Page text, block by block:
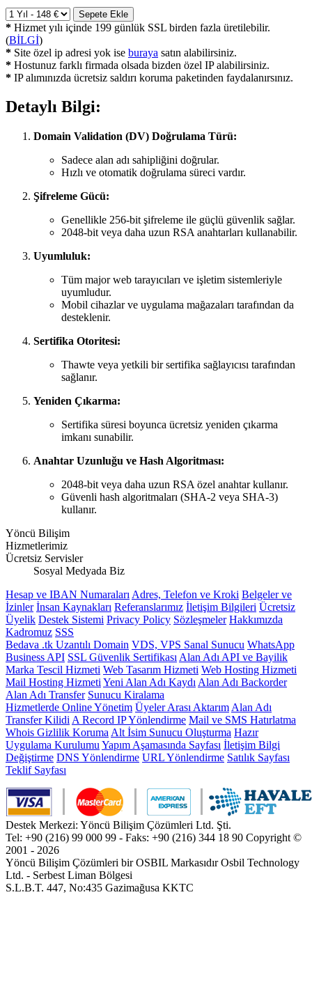
Sepete Ekle
* Hizmet yılı içinde 199 günlük SSL birden fazla üretilebilir.
(BİLGİ)
* Site özel ip adresi yok ise buraya satın alabilirsiniz.
* Hostunuz farklı firmada olsada bizden özel IP alabilirsiniz.
* IP alımınızda ücretsiz saldırı koruma paketinden faydalanırsınız.
Detaylı Bilgi:
Domain Validation (DV) Doğrulama Türü:
Sadece alan adı sahipliğini doğrular.
Hızlı ve otomatik doğrulama süreci vardır.
Şifreleme Gücü:
Genellikle 256-bit şifreleme ile güçlü güvenlik sağlar.
2048-bit veya daha uzun RSA anahtarları kullanabilir.
Uyumluluk:
Tüm major web tarayıcıları ve işletim sistemleriyle
uyumludur.
Mobil cihazlar ve uygulama mağazaları tarafından da
desteklenir.
Sertifika Otoritesi:
Thawte veya yetkili bir sertifika sağlayıcısı tarafından
sağlanır.
Yeniden Çıkarma:
Sertifika süresi boyunca ücretsiz yeniden çıkarma
imkanı sunabilir.
Anahtar Uzunluğu ve Hash Algoritması:
2048-bit veya daha uzun RSA özel anahtar kullanır.
Güvenli hash algoritmaları (SHA-2 veya SHA-3)
kullanır.
Yöncü Bilişim
Hizmetlerimiz
Ücretsiz Servisler
Sosyal Medyada Biz
Hesap ve IBAN Numaraları Adres, Telefon ve Kroki Belgeler ve
İzinler İnsan Kaynakları Referanslarımız İletişim Bilgileri Ücretsiz
Üyelik Destek Sistemi Privacy Policy Sözleşmeler Hakkımızda
Kadromuz SSS
Bedava .tk Uzantılı Domain VDS, VPS Sanal Sunucu WhatsApp
Business API SSL Güvenlik Sertifikası Alan Adı API ve Bayilik
Marka Tescil Hizmeti Web Tasarım Hizmeti Web Hosting Hizmeti
Mail Hosting Hizmeti Yeni Alan Adı Kaydı Alan Adı Backorder
Alan Adı Transfer Sunucu Kiralama
Hizmetlerde Online Yönetim Üyeler Arası Aktarım Alan Adı
Transfer Kilidi A Record IP Yönlendirme Mail ve SMS Hatırlatma
Whois Gizlilik Koruma Alt İsim Sunucu Oluşturma Hazır
Uygulama Kurulumu Yapım Aşamasında Sayfası İletişim Bilgi
Değiştirme DNS Yönlendirme URL Yönlendirme Satılık Sayfası
Teklif Sayfası
Destek Merkezi: Yöncü Bilişim Çözümleri Ltd. Şti.
Tel: +90 (216) 99 000 99 - Faks: +90 (216) 344 18 90 Copyright ©
2001 - 2026
Yöncü Bilişim Çözümleri bir OSBIL Markasıdır Osbil Technology
Ltd. - Serbest Liman Bölgesi
S.L.B.T. 447, No:435 Gazimağusa KKTC